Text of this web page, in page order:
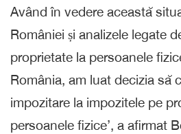
Având în vedere această
României și analizele legate
proprietate la persoanele
România, am luat decizia să
impozitare la impozitele pe
persoanele fizice’, a afirmat